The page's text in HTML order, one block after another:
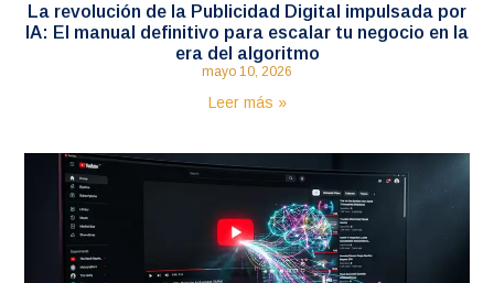
La revolución de la Publicidad Digital impulsada por
IA: El manual definitivo para escalar tu negocio en la
era del algoritmo
mayo 10, 2026
Leer más »